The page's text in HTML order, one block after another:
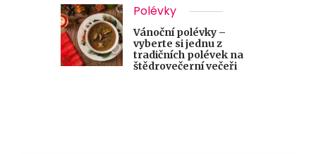
Polévky
Vánoční polévky –
vyberte si jednu z
tradičních polévek na
štědrovečerní večeři